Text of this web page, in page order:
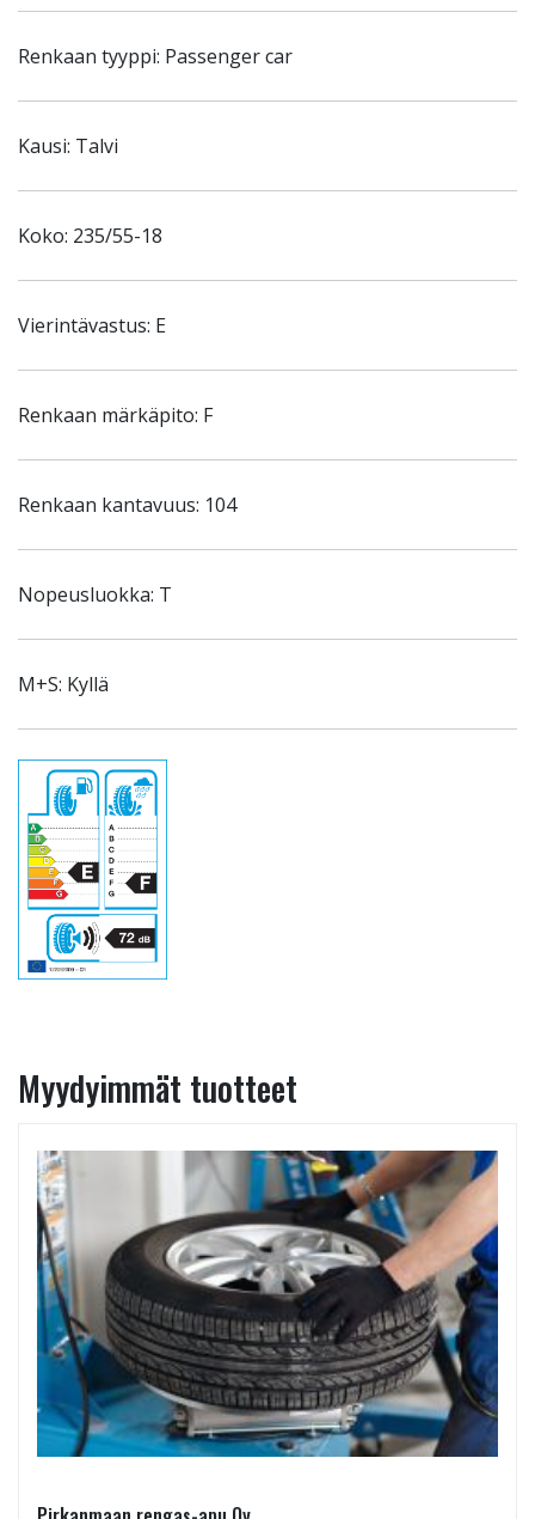
Renkaan tyyppi: Passenger car
Kausi: Talvi
Koko: 235/55-18
Vierintävastus: E
Renkaan märkäpito: F
Renkaan kantavuus: 104
Nopeusluokka: T
M+S: Kyllä
Myydyimmät tuotteet